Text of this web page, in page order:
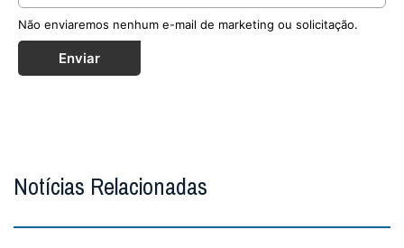
Não enviaremos nenhum e-mail de marketing ou solicitação.
Enviar
Notícias Relacionadas